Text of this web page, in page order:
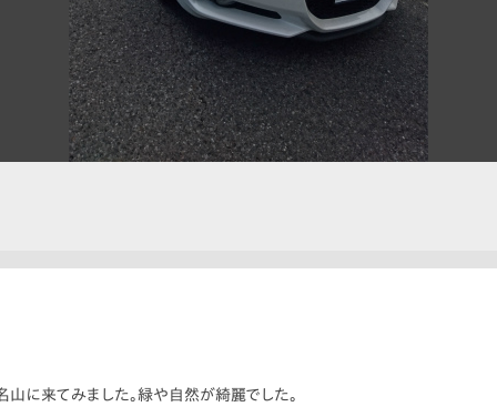
山に来てみました。緑や自然が綺麗でした。